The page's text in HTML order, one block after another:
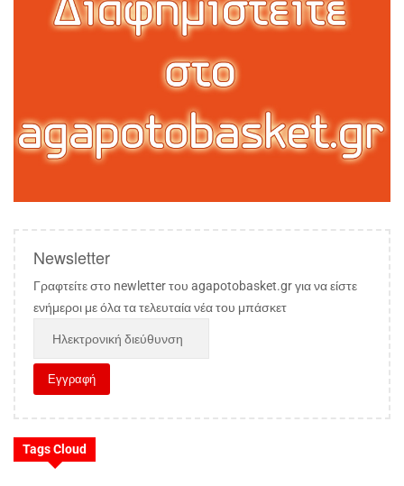
Newsletter
Γραφτείτε στο newletter του agapotobasket.gr για να είστε
ενήμεροι με όλα τα τελευταία νέα του μπάσκετ
Tags Cloud